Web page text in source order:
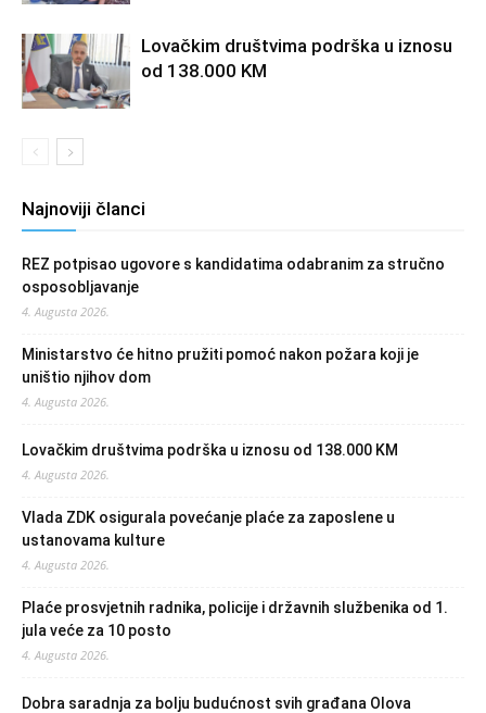
Lovačkim društvima podrška u iznosu
od 138.000 KM
Najnoviji članci
REZ potpisao ugovore s kandidatima odabranim za stručno
osposobljavanje
4. Augusta 2026.
Ministarstvo će hitno pružiti pomoć nakon požara koji je
uništio njihov dom
4. Augusta 2026.
Lovačkim društvima podrška u iznosu od 138.000 KM
4. Augusta 2026.
Vlada ZDK osigurala povećanje plaće za zaposlene u
ustanovama kulture
4. Augusta 2026.
Plaće prosvjetnih radnika, policije i državnih službenika od 1.
jula veće za 10 posto
4. Augusta 2026.
Dobra saradnja za bolju budućnost svih građana Olova